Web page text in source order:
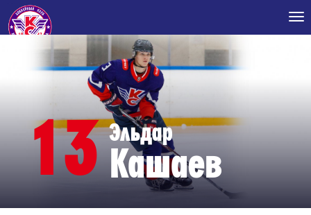
13 Эльдар
Кашаев